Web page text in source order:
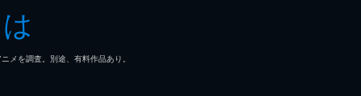
を調査。別途、有料作品あり。